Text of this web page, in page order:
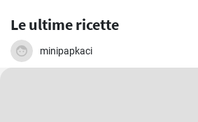
Le ultime ricette
minipapkaci